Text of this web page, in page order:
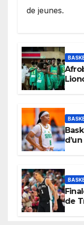
de jeunes.
de